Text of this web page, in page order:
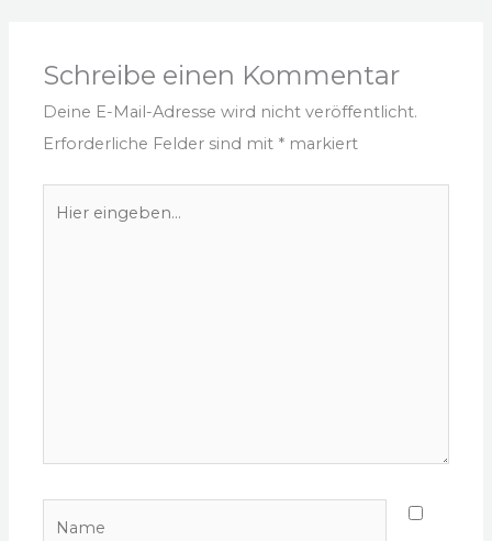
Schreibe einen Kommentar
Deine E-Mail-Adresse wird nicht veröffentlicht.
Erforderliche Felder sind mit * markiert